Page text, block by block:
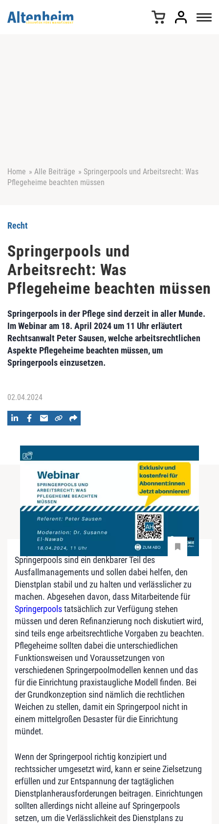
Home » Alle Beiträge » Springerpools und Arbeitsrecht: Was
Pflegeheime beachten müssen
Recht
Springerpools und
Arbeitsrecht: Was
Pflegeheime beachten müssen
Springerpools in der Pflege sind derzeit in aller Munde.
Im Webinar am 18. April 2024 um 11 Uhr erläutert
Rechtsanwalt Peter Sausen, welche arbeitsrechtlichen
Aspekte Pflegeheime beachten müssen, um
Springerpools einzusetzen.
02.04.2024
Springerpools sind ein denkbarer Teil des
Ausfallmanagements und sollen dabei helfen, den
Dienstplan stabil und zu halten und verlässlicher zu
machen. Abgesehen davon, dass Mitarbeitende für
Springerpoolstatsächlich zur Verfügung stehen
müssen und deren Refinanzierung noch diskutiert wird,
sind teils enge arbeitsrechtliche Vorgaben zu beachten.
Pflegeheime sollten dabei die unterschiedlichen
Funktionsweisen und Voraussetzungen von
verschiedenen Springerpoolmodellen kennen und das
für die Einrichtung praxistaugliche Modell finden. Bei
der Grundkonzeption sind nämlich die rechtlichen
Weichen zu stellen, damit ein Springerpool nicht in
einem mittelgroßen Desaster für die Einrichtung
mündet.
Wenn der Springerpool richtig konzipiert und
rechtssicher umgesetzt wird, kann er seine Zielsetzung
erfüllen und zur Entspannung der tagtäglichen
Dienstplanherausforderungen beitragen. Einrichtungen
sollten allerdings nicht alleine auf Springerpools
setzen, um die Verlässlichkeit des Dienstplans zu